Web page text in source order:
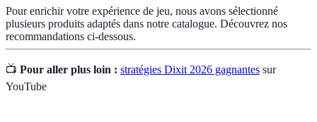
Pour enrichir votre expérience de jeu, nous avons sélectionné
plusieurs produits adaptés dans notre catalogue. Découvrez nos
recommandations ci-dessous.
📺 Pour aller plus loin : stratégies Dixit 2026 gagnantes sur
YouTube